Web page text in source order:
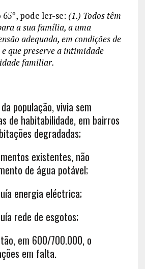
pode ler-se: (1.) Todos têm
a sua família, a uma
adequada, em condições de
que preserve a intimidade
familiar.
população, vivia sem
de habitabilidade, em bairros
degradadas;
existentes, não
de água potável;
energia eléctrica;
rede de esgotos;
em 600/700.000, o
em falta.